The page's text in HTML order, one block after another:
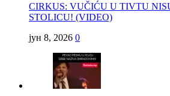
CIRKUS: VUČIĆU U TIVTU
STOLICU! (VIDEO)
јун 8, 2026 0